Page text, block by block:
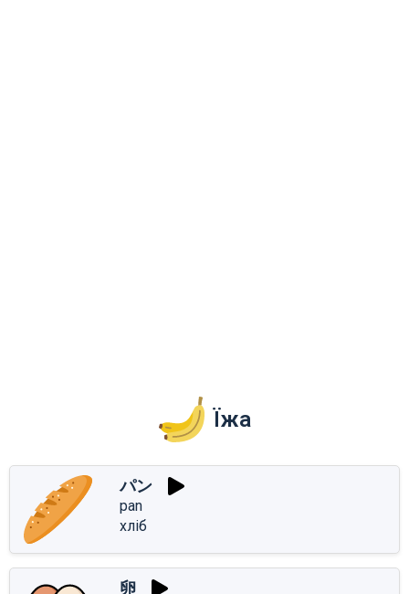
Їжа
パン
pan
хліб
卵